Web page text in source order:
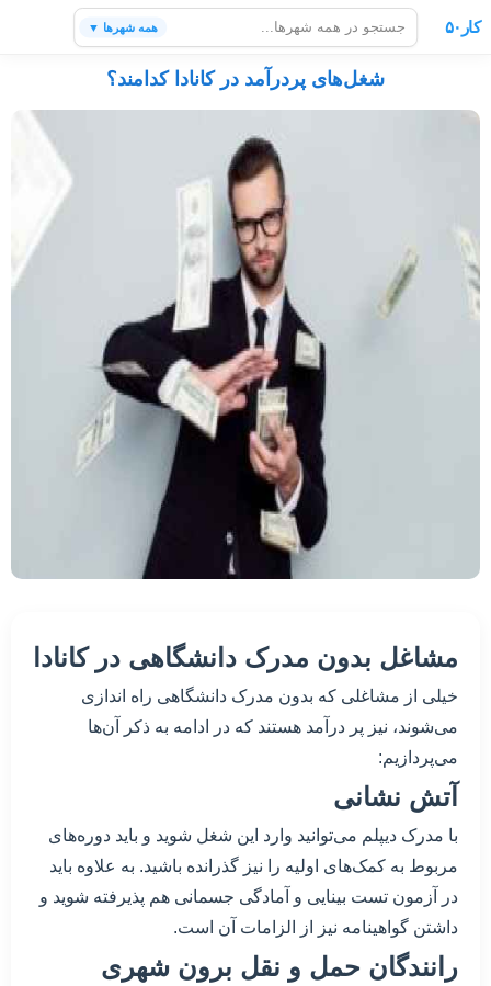
کار۵۰ همه شهرها ▼
شغل‌های پردرآمد در کانادا کدامند؟
مشاغل بدون مدرک دانشگاهی در کانادا
خیلی از مشاغلی که بدون مدرک دانشگاهی راه اندازی
می‌شوند، نیز پر درآمد هستند که در ادامه به ذکر آن‌ها
می‌پردازیم:
آتش نشانی
با مدرک دیپلم می‌توانید وارد این شغل شوید و باید دوره‌های
مربوط به کمک‌های اولیه را نیز گذرانده باشید. به علاوه باید
در آزمون تست بینایی و آمادگی جسمانی هم پذیرفته شوید و
داشتن گواهینامه نیز از الزامات آن است.
رانندگان حمل و نقل برون شهری